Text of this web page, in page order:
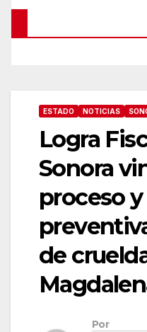
ESTADO NOTICIAS
Logra
Sonora
proceso
de
Por